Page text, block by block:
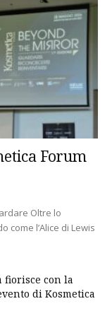
Forum
Oltre lo
come l’Alice di Lewis
fiorisce con la
di Kosmetica